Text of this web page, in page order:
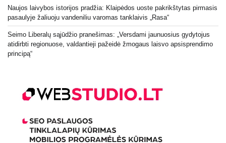
Naujos laivybos istorijos pradžia: Klaipėdos uoste pakrikštytas pirmasis
pasaulyje žaliuoju vandeniliu varomas tanklaivis „Rasa“
Seimo Liberalų sąjūdžio pranešimas: „Versdami jaunuosius gydytojus
atidirbti regionuose, valdantieji pažeidė žmogaus laisvo apsisprendimo
principą“